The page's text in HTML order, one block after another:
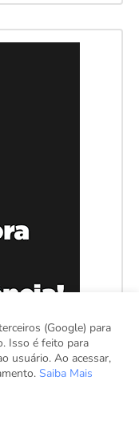
(Google) para
Isso é feito para
usuário. Ao acessar,
Saiba Mais